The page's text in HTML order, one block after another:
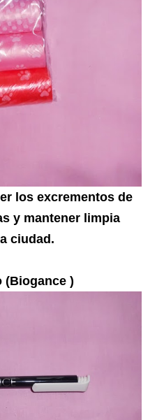
los excrementos de
y mantener limpia
ciudad.
(Biogance )